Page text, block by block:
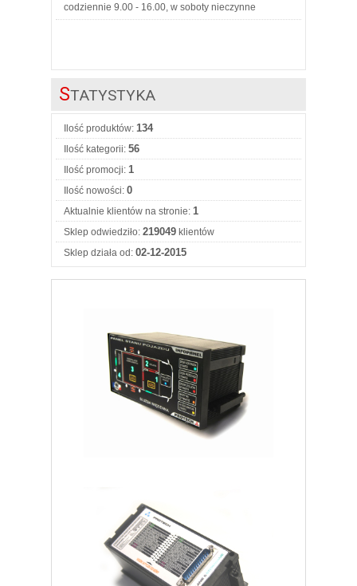
codziennie 9.00 - 16.00, w soboty nieczynne
STATYSTYKA
Ilość produktów: 134
Ilość kategorii: 56
Ilość promocji: 1
Ilość nowości: 0
Aktualnie klientów na stronie: 1
Sklep odwiedziło: 219049 klientów
Sklep działa od: 02-12-2015